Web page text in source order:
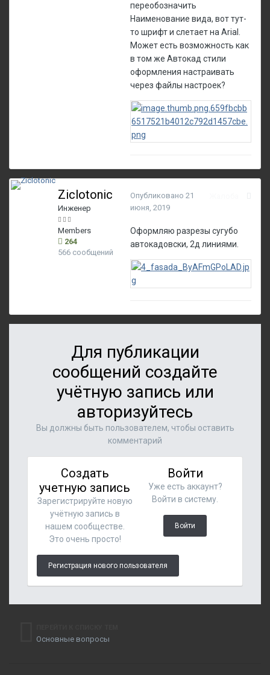
переобозначить
Наименование вида, вот тут-
то шрифт и слетает на Arial.
Может есть возможность как
в том же Автокад стили
оформления настраивать
через файлы настроек?
Ziclotonic
Инженер
Members
264
566 сообщений
Опубликовано 21
июня, 2019
Оформляю разрезы сугубо
автокадовски, 2д линиями.
Для публикации
сообщений создайте
учётную запись или
авторизуйтесь
Вы должны быть пользователем, чтобы оставить
комментарий
Создать
учетную запись
Зарегистрируйте новую
учётную запись в
нашем сообществе.
Это очень просто!
Регистрация нового пользователя
Войти
Уже есть аккаунт?
Войти в систему.
Войти
Основные вопросы